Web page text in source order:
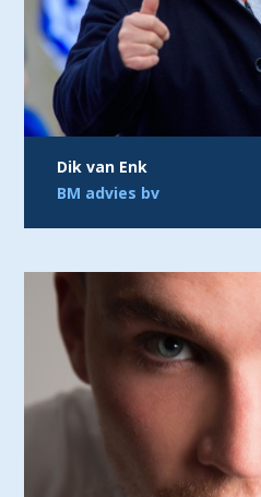
Dik van Enk
BM advies bv